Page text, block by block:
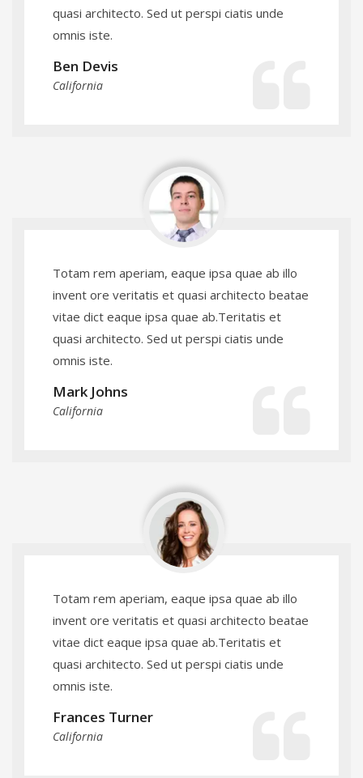
quasi architecto. Sed ut perspi ciatis unde
omnis iste.
Ben Devis
California
Totam rem aperiam, eaque ipsa quae ab illo
invent ore veritatis et quasi architecto beatae
vitae dict eaque ipsa quae ab.Teritatis et
quasi architecto. Sed ut perspi ciatis unde
omnis iste.
Mark Johns
California
Totam rem aperiam, eaque ipsa quae ab illo
invent ore veritatis et quasi architecto beatae
vitae dict eaque ipsa quae ab.Teritatis et
quasi architecto. Sed ut perspi ciatis unde
omnis iste.
Frances Turner
California